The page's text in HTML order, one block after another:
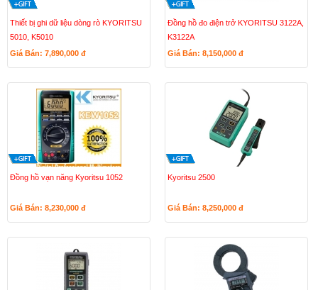
Thiết bị ghi dữ liệu dòng rò KYORITSU
5010, K5010
Giá Bán: 7,890,000 đ
Đồng hồ đo điện trở KYORITSU 3122A,
K3122A
Giá Bán: 8,150,000 đ
Đồng hồ vạn năng Kyoritsu 1052
Giá Bán: 8,230,000 đ
Kyoritsu 2500
Giá Bán: 8,250,000 đ